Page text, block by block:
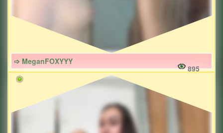
➩ MeganFOXYYY
895